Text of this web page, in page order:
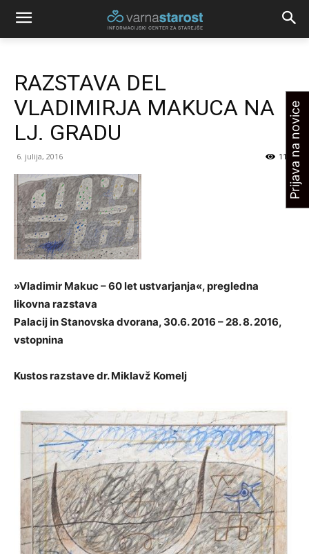
RAZSTAVA DEL
VLADIMIRJA MAKUCA NA
LJ. GRADU
6. julija, 2016 1119
»Vladimir Makuc – 60 let ustvarjanja«, pregledna
likovna razstava
Palacij in Stanovska dvorana, 30.6. 2016 – 28. 8. 2016,
vstopnina
Kustos razstave dr. Miklavž Komelj
Prijava na novice